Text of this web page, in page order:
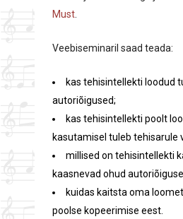
Must
Veebiseminaril saad teada:
kas tehisintellekti loodud
autoriõigused;
kas tehisintellekti poolt
kasutamisel tuleb tehisarule
millised on tehisintellekti
kaasnevad ohud
kuidas kaitsta oma
poolse kopeerimise eest.